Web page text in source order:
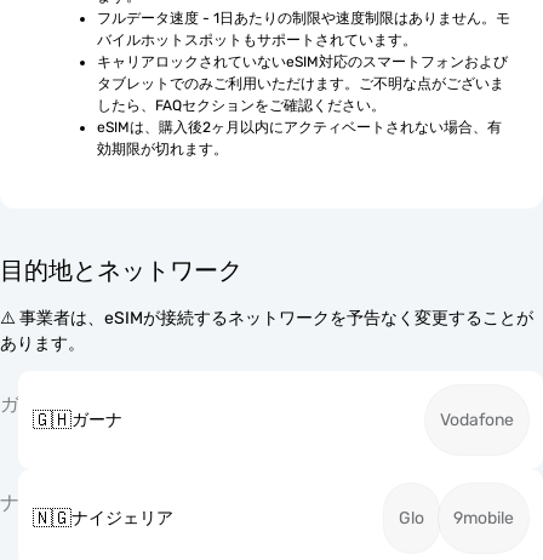
フルデータ速度 - 1日あたりの制限や速度制限はありません。モ
バイルホットスポットもサポートされています。
キャリアロックされていないeSIM対応のスマートフォンおよび
タブレットでのみご利用いただけます。ご不明な点がございま
したら、FAQセクションをご確認ください。
eSIMは、購入後2ヶ月以内にアクティベートされない場合、有
効期限が切れます。
目的地とネットワーク
⚠️ 事業者は、eSIMが接続するネットワークを予告なく変更することが
あります。
ガ
🇬🇭ガーナ Vodafone
ナ
🇳🇬ナイジェリア Glo 9mobile